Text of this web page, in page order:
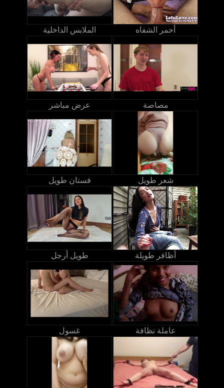
الملابس الداخلية أحمر الشفاه
عرض مباشر مصاصة
فستان طويل شعر طويل
طويل أرجل أظافر طويلة
غسول عاملة نظافة